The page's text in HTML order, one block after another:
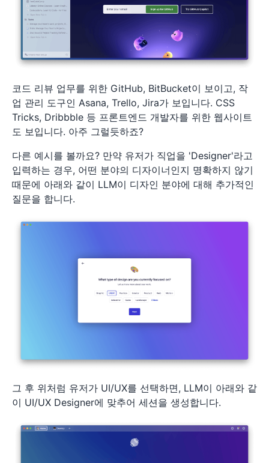
코드 리뷰 업무를 위한 GitHub, BitBucket이 보이고, 작
업 관리 도구인 Asana, Trello, Jira가 보입니다. CSS
Tricks, Dribbble 등 프론트엔드 개발자를 위한 웹사이트
도 보입니다. 아주 그럴듯하죠?
다른 예시를 볼까요? 만약 유저가 직업을 'Designer'라고
입력하는 경우, 어떤 분야의 디자이너인지 명확하지 않기
때문에 아래와 같이 LLM이 디자인 분야에 대해 추가적인
질문을 합니다.
그 후 위처럼 유저가 UI/UX를 선택하면, LLM이 아래와 같
이 UI/UX Designer에 맞추어 세션을 생성합니다.